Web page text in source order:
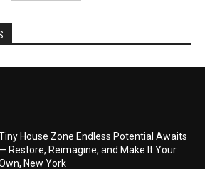
House Zone Endless Potential Awaits
— Restore, Reimagine, and Make It Your
New York